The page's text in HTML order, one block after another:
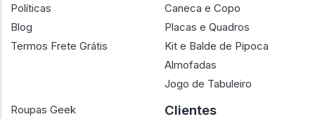
Políticas
Blog
Termos Frete Grátis
Caneca e Copo
Placas e Quadros
Kit e Balde de Pipoca
Almofadas
Jogo de Tabuleiro
Roupas Geek
Clientes